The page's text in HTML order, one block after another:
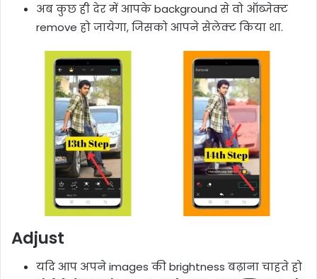
अब कुछ ही देर में आपके background से वो ऑब्जेक्ट
remove हो जायेगा, जिसको आपने सेलेक्ट किया था.
Adjust
यदि आप अपने images की brightness बढ़ाना चाहते हो